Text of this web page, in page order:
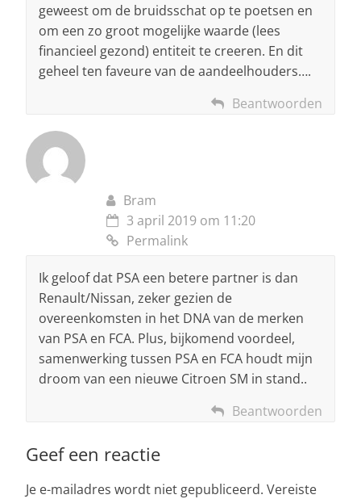
geweest om de bruidsschat op te poetsen en
om een zo groot mogelijke waarde (lees
financieel gezond) entiteit te creeren. En dit
geheel ten faveure van de aandeelhouders….
Beantwoorden
Bram
3 april 2019 om 11:20
Permalink
Ik geloof dat PSA een betere partner is dan
Renault/Nissan, zeker gezien de
overeenkomsten in het DNA van de merken
van PSA en FCA. Plus, bijkomend voordeel,
samenwerking tussen PSA en FCA houdt mijn
droom van een nieuwe Citroen SM in stand..
Beantwoorden
Geef een reactie
Je e-mailadres wordt niet gepubliceerd. Vereiste